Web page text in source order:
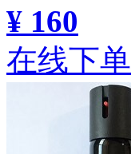
¥ 160
在线下单